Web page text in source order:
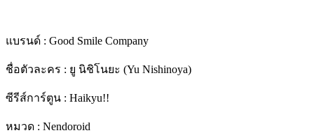
แบรนด์ : Good Smile Company
ชื่อตัวละคร : ยู นิชิโนยะ (Yu Nishinoya)
ซีรีส์การ์ตูน : Haikyu!!
หมวด : Nendoroid